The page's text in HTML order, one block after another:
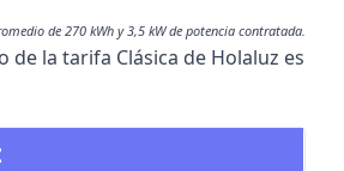
de 270 kWh y 3,5 kW de potencia contratada.
de la tarifa Clásica de Holaluz es